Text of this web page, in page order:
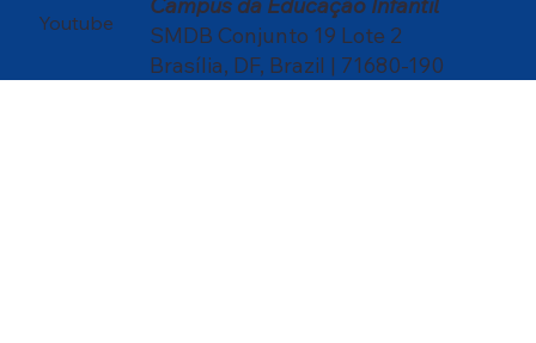
SMDB Conjunto 19 Lote 2
Brasília, DF, Brazil | 71680-190
Youtube